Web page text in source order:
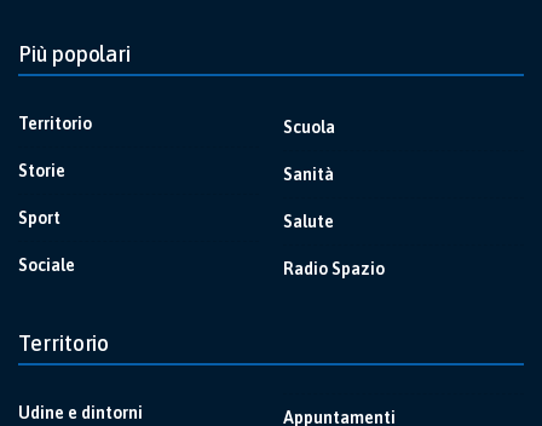
Più popolari
Territorio
Storie
Sport
Sociale
Scuola
Sanità
Salute
Radio Spazio
Territorio
Udine e dintorni Appuntamenti